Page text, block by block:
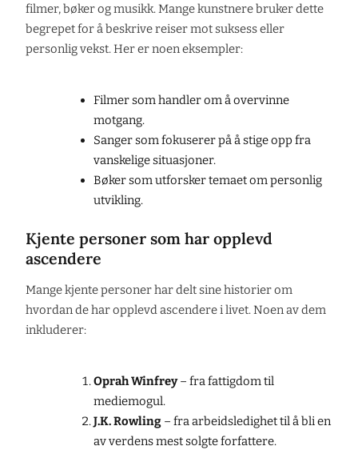
filmer, bøker og musikk. Mange kunstnere bruker dette
begrepet for å beskrive reiser mot suksess eller
personlig vekst. Her er noen eksempler:
Filmer som handler om å overvinne
motgang.
Sanger som fokuserer på å stige opp fra
vanskelige situasjoner.
Bøker som utforsker temaet om personlig
utvikling.
Kjente personer som har opplevd
ascendere
Mange kjente personer har delt sine historier om
hvordan de har opplevd ascendere i livet. Noen av dem
inkluderer:
Oprah Winfrey– fra fattigdom til
mediemogul.
J.K. Rowling – fra arbeidsledighet til å bli en
av verdens mest solgte forfattere.